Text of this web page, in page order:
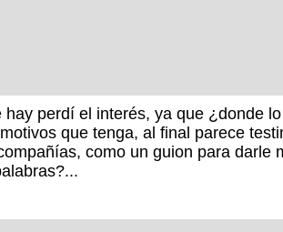
perdí el interés, ya que ¿donde
que tenga, al final parece
como un guion para